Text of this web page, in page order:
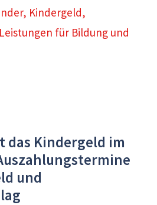
, Kindergeld,
Leistungen für Bildung und
das Kindergeld im
und